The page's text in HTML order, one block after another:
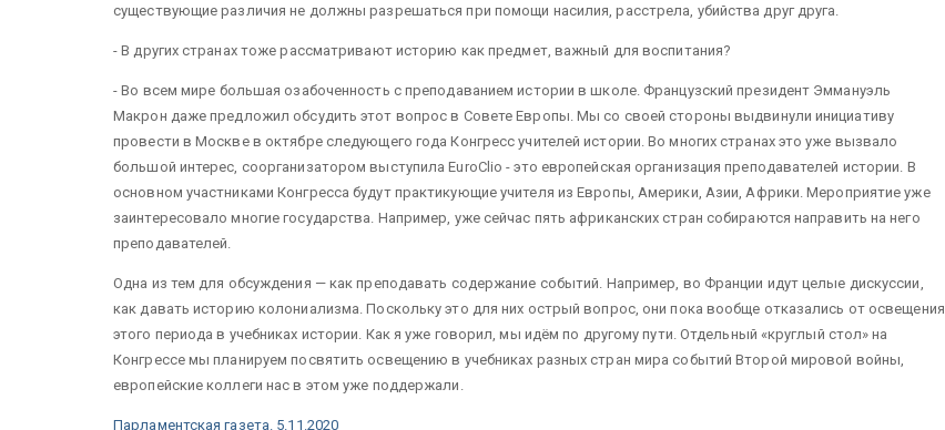
существующие различия не должны разрешаться при помощи насилия, расстрела, убийства друг друга.
- В других странах тоже рассматривают историю как предмет, важный для воспитания?
- Во всем мире большая озабоченность с преподаванием истории в школе. Французский президент Эммануэль
Макрон даже предложил обсудить этот вопрос в Совете Европы. Мы со своей стороны выдвинули инициативу
провести в Москве в октябре следующего года Конгресс учителей истории. Во многих странах это уже вызвало
большой интерес, соорганизатором выступила EuroClio - это европейская организация преподавателей истории. В
основном участниками Конгресса будут практикующие учителя из Европы, Америки, Азии, Африки. Мероприятие уже
заинтересовало многие государства. Например, уже сейчас пять африканских стран собираются направить на него
преподавателей.
Одна из тем для обсуждения — как преподавать содержание событий. Например, во Франции идут целые дискуссии,
как давать историю колониализма. Поскольку это для них острый вопрос, они пока вообще отказались от освещения
этого периода в учебниках истории. Как я уже говорил, мы идём по другому пути. Отдельный «круглый стол» на
Конгрессе мы планируем посвятить освещению в учебниках разных стран мира событий Второй мировой войны,
европейские коллеги нас в этом уже поддержали.
Парламентская газета. 5.11.2020